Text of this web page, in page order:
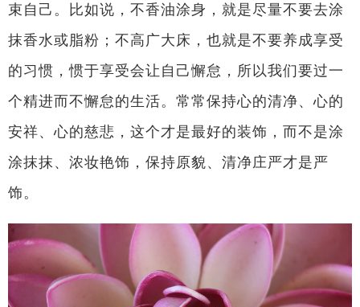
束自己。比如说，不香油涂身，就是尽量不要去涂
抹香水或脂粉；不高广大床，也就是不要养成享受
的习惯，惯于享受会让自己懈怠，所以我们要过一
个精进而不懈怠的生活。常常保持心的清净、心的
安祥、心的慈悲，这个才是最好的装饰，而不是涂
涂抹抹、浓妆艳饰，保持原貌、清净庄严才是严
饰。